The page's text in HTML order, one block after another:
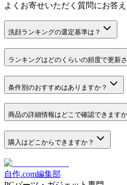
よくお寄せいただく質問にお答
洗顔ランキングの選定基準は？
ランキングはどのくらいの頻度で更新
条件別のおすすめはありますか？
商品の詳細情報はどこで確認できます
購入はどこからできますか？
自作.com編集部